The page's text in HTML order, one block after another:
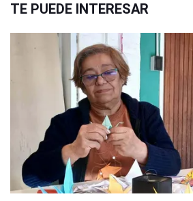
TE PUEDE INTERESAR